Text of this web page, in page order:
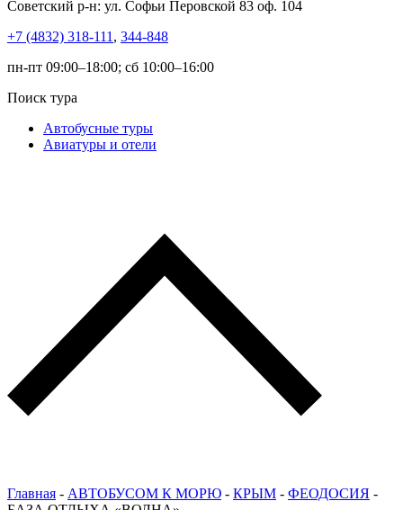
Советский р-н: ул. Софьи Перовской 83 оф. 104
+7 (4832) 318-111 , 344-848
пн-пт 09:00–18:00; сб 10:00–16:00
Поиск тура
Автобусные туры
Авиатуры и отели
Главная - АВТОБУСОМ К МОРЮ - КРЫМ - ФЕОДОСИЯ -